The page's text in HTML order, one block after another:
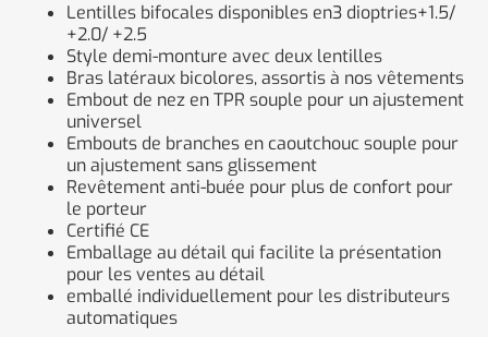
Lentilles bifocales disponibles en3 dioptries+1.5/
+2.0/ +2.5
Style demi-monture avec deux lentilles
Bras latéraux bicolores, assortis à nos vêtements
Embout de nez en TPR souple pour un ajustement
universel
Embouts de branches en caoutchouc souple pour
un ajustement sans glissement
Revêtement anti-buée pour plus de confort pour
le porteur
Certifié CE
Emballage au détail qui facilite la présentation
pour les ventes au détail
emballé individuellement pour les distributeurs
automatiques